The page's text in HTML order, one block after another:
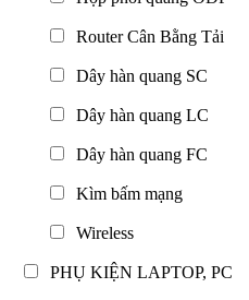
Router Cân Bằng Tải
Dây hàn quang SC
Dây hàn quang LC
Dây hàn quang FC
Kìm bấm mạng
Wireless
PHỤ KIỆN LAPTOP, PC